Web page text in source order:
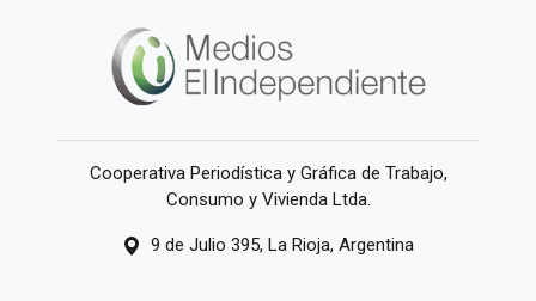
Cooperativa Periodística y Gráfica de Trabajo,
Consumo y Vivienda Ltda.
9 de Julio 395, La Rioja, Argentina